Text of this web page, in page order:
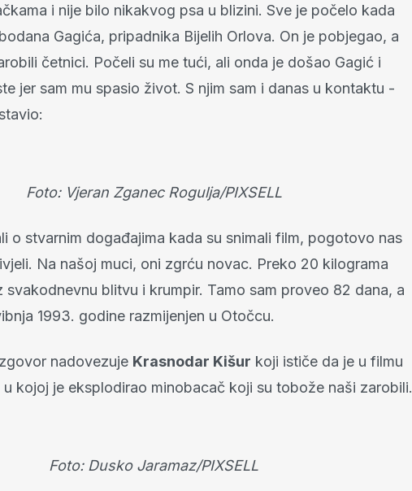
i nije bilo nikakvog psa u blizini. Sve je počelo kada
Gagića, pripadnika Bijelih Orlova. On je pobjegao, a
četnici. Počeli su me tući, ali onda je došao Gagić i
jer sam mu spasio život. S njim sam i danas u kontaktu -
Foto: Vjeran Zganec Rogulja/PIXSELL
o stvarnim događajima kada su snimali film, pogotovo nas
Na našoj muci, oni zgrću novac. Preko 20 kilograma
svakodnevnu blitvu i krumpir. Tamo sam proveo 82 dana, a
1993. godine razmijenjen u Otočcu.
nadovezuje Krasnodar Kišur koji ističe da je u filmu
u kojoj je eksplodirao minobacač koji su tobože naši zarobili.
Foto: Dusko Jaramaz/PIXSELL